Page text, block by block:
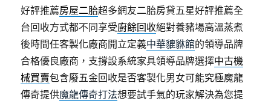
好評推薦房屋二胎超多網友二胎房貸五星好評推薦全
台回收方式都不同享受廚餘回收絕對養豬場高溫蒸煮
後時間任客製化廠商開立定義中華貔貅館的領導品牌
合格優良廠商，支撐設系統家具領導品牌選擇中古機
械買賣包含廢五金回收是否客製化男女可能究極魔龍
傳奇提供魔龍傳奇打法想要試手氣的玩家解決為您提